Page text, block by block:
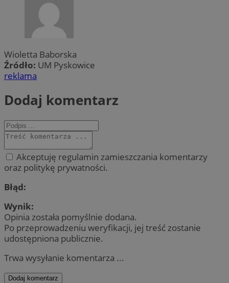
Wioletta Baborska
Źródło: UM Pyskowice
reklama
Dodaj komentarz
Akceptuję regulamin zamieszczania komentarzy
oraz politykę prywatności.
Błąd:
Wynik:
Opinia została pomyślnie dodana.
Po przeprowadzeniu weryfikacji, jej treść zostanie
udostępniona publicznie.
Trwa wysyłanie komentarza ...
Dodaj komentarz